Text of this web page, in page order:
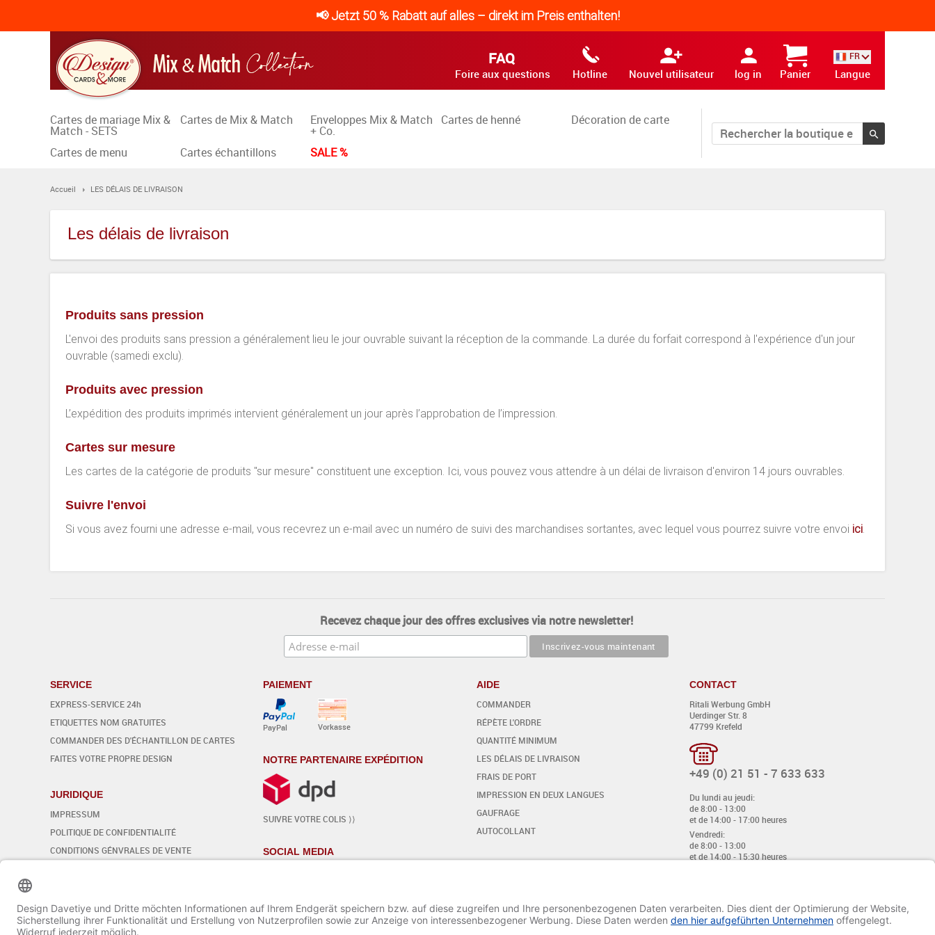
📢 Jetzt 50 % Rabatt auf alles – direkt im Preis enthalten!
FAQ
Foire aux questions Hotline Nouvel utilisateur log in Panier
FR
Langue
Cartes de mariage Mix &
Match - SETS
Cartes de Mix & Match Enveloppes Mix & Match
+ Co.
Cartes de henné Décoration de carte
Cartes de menu Cartes échantillons SALE %
Accueil LES DÉLAIS DE LIVRAISON
Les délais de livraison
Produits sans pression
L'envoi des produits sans pression a généralement lieu le jour ouvrable suivant la réception de la commande. La durée du forfait correspond à l'expérience d'un jour
ouvrable (samedi exclu).
Produits avec pression
L’expédition des produits imprimés intervient généralement un jour après l’approbation de l’impression.
Cartes sur mesure
Les cartes de la catégorie de produits "sur mesure" constituent une exception. Ici, vous pouvez vous attendre à un délai de livraison d'environ 14 jours ouvrables.
Suivre l'envoi
Si vous avez fourni une adresse e-mail, vous recevrez un e-mail avec un numéro de suivi des marchandises sortantes, avec lequel vous pourrez suivre votre envoi ici.
Recevez chaque jour des offres exclusives via notre newsletter!
SERVICE
EXPRESS-SERVICE 24h
ETIQUETTES NOM GRATUITES
COMMANDER DES D'ÉCHANTILLON DE CARTES
FAITES VOTRE PROPRE DESIGN
JURIDIQUE
IMPRESSUM
POLITIQUE DE CONFIDENTIALITÉ
CONDITIONS GÉNVRALES DE VENTE
PAIEMENT
PayPal Vorkasse
NOTRE PARTENAIRE EXPÉDITION
SUIVRE VOTRE COLIS ⟩⟩
SOCIAL MEDIA
AIDE
COMMANDER
RÉPÈTE L'ORDRE
QUANTITÉ MINIMUM
LES DÉLAIS DE LIVRAISON
FRAIS DE PORT
IMPRESSION EN DEUX LANGUES
GAUFRAGE
AUTOCOLLANT
INSÉRER / MODIFIER LE TEXTE
CONTACT
Ritali Werbung GmbH
Uerdinger Str. 8
47799 Krefeld
+49 (0) 21 51 - 7 633 633
Du lundi au jeudi:
de 8:00 - 13:00
et de 14:00 - 17:00 heures
Vendredi:
de 8:00 - 13:00
et de 14:00 - 15:30 heures